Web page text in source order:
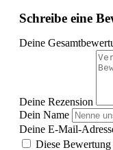
Schreibe eine
Deine
Deine Rezension
Dein Name
Deine E-Mail-
Diese Bewertung